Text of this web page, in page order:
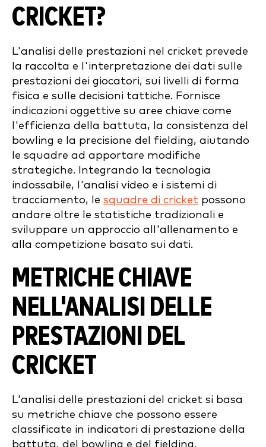
CRICKET?
L'analisi delle prestazioni nel cricket prevede
la raccolta e l'interpretazione dei dati sulle
prestazioni dei giocatori, sui livelli di forma
fisica e sulle decisioni tattiche. Fornisce
indicazioni oggettive su aree chiave come
l'efficienza della battuta, la consistenza del
bowling e la precisione del fielding, aiutando
le squadre ad apportare modifiche
strategiche. Integrando la tecnologia
indossabile, l'analisi video e i sistemi di
tracciamento, le squadre di cricket possono
andare oltre le statistiche tradizionali e
sviluppare un approccio all'allenamento e
alla competizione basato sui dati.
METRICHE CHIAVE
NELL'ANALISI DELLE
PRESTAZIONI DEL
CRICKET
L'analisi delle prestazioni del cricket si basa
su metriche chiave che possono essere
classificate in indicatori di prestazione della
battuta, del bowling e del fielding.